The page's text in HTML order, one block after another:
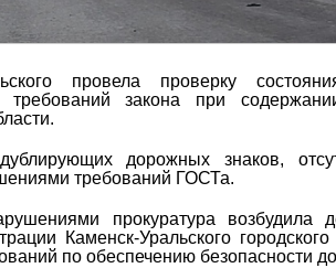
провела проверку
требований закона при
дорожных знаков,
требований ГОСТа.
прокуратура возбудила
Каменск-Уральского
по обеспечению безопасности